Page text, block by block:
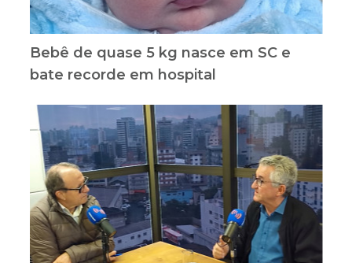
Bebê de quase 5 kg nasce em SC e
bate recorde em hospital